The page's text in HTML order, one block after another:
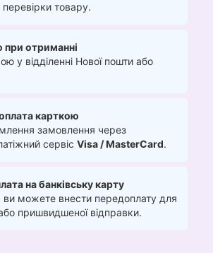
перевірки товару.
при отриманні
у відділенні Нової пошти або
карткою
замовлення через
сервіс Visa / MasterCard.
на банківську карту
можете внести передоплату для
пришвидшеної відправки.